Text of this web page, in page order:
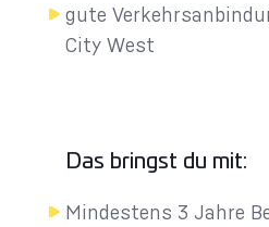
gute
City West
Das bringst du mit:
Mindestens 3 Jahre